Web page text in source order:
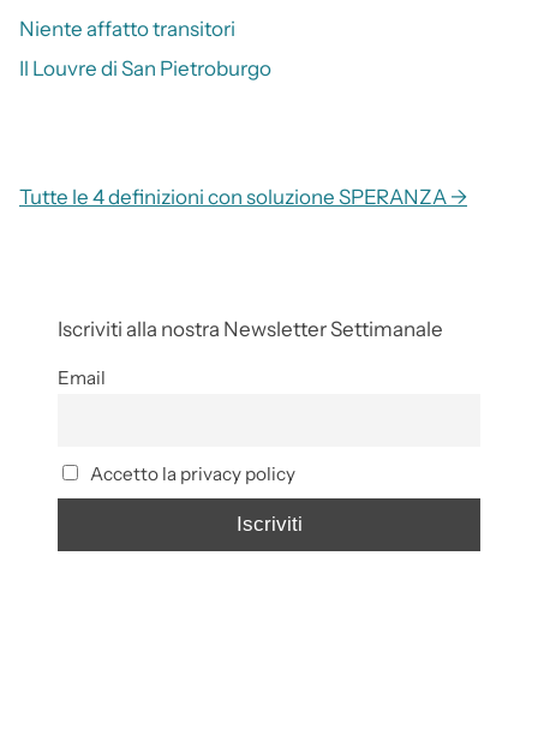
Niente affatto transitori
Il Louvre di San Pietroburgo
Tutte le 4 definizioni con soluzione SPERANZA →
Iscriviti alla nostra Newsletter Settimanale
Email
Accetto la privacy policy